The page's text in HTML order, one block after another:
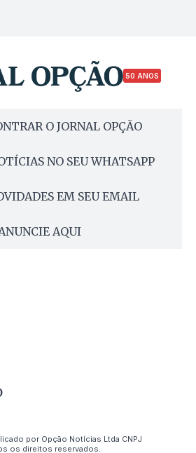
50 ANOS
O JORNAL OPÇÃO
NO SEU WHATSAPP
EM SEU EMAIL
AQUI
por Opção Notícias Ltda CNPJ
os direitos reservados.